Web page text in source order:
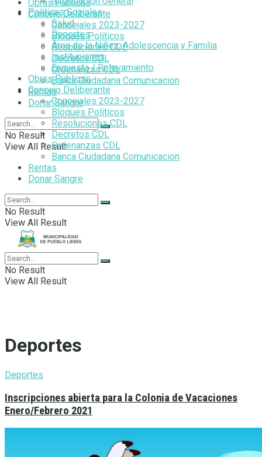
Obras Públicas
Concejo Deliberante
Concejales 2023-2027
Bloques Políticos
Resoluciones CDL
Decretos CDL
Ordenanzas CDL
Banca Ciudadana Comunicacion
Rentas
Donar Sangre
No Result
View All Result
Politicas Sociales
Salud
Deportes
Área de la Niñez, Adolescencia y Familia
Instituciones
Encuesta / Relevamiento
Obras Públicas
Concejo Deliberante
Concejales 2023-2027
Bloques Políticos
Resoluciones CDL
Decretos CDL
Ordenanzas CDL
Banca Ciudadana Comunicacion
Rentas
Donar Sangre
No Result
View All Result
No Result
View All Result
Deportes
Deportes
Inscripciones abierta para la Colonia de Vacaciones
Enero/Febrero 2021